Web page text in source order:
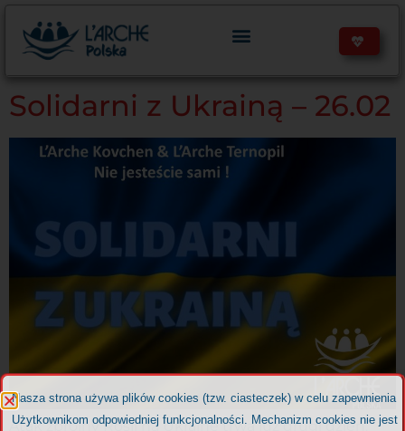
treści
Solidarni z Ukrainą – 26.02
Atak zbrojny Rosji na Ukrainę trwa już drugi dzień.
Nasza strona używa plików cookies (tzw. ciasteczek) w celu zapewnienia
Użytkownikom odpowiedniej funkcjonalności. Mechanizm cookies nie jest